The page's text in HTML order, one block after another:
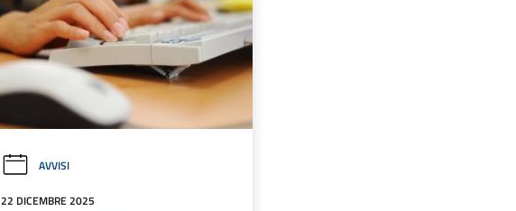
AVVISI
22 DICEMBRE 2025